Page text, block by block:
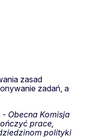
zasad
zadań, a
- Obecna Komisja
prace,
polityki